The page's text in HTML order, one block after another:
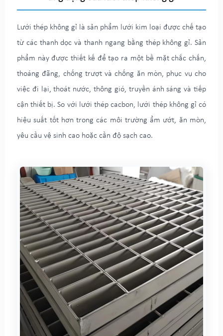
Lưới thép không gỉ là sản phẩm lưới kim loại được chế tạo
từ các thanh dọc và thanh ngang bằng thép không gỉ. Sản
phẩm này được thiết kế để tạo ra một bề mặt chắc chắn,
thoáng đãng, chống trượt và chống ăn mòn, phục vụ cho
việc đi lại, thoát nước, thông gió, truyền ánh sáng và tiếp
cận thiết bị. So với lưới thép cacbon, lưới thép không gỉ có
hiệu suất tốt hơn trong các môi trường ẩm ướt, ăn mòn,
yêu cầu vệ sinh cao hoặc cần độ sạch cao.